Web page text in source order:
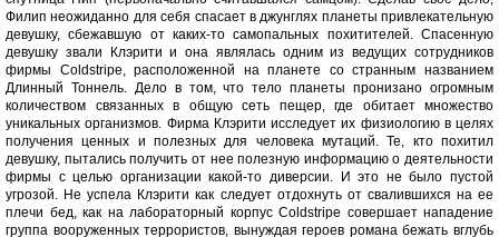
Филип неожиданно для себя спасает в джунглях планеты привлекательную
девушку, сбежавшую от каких-то самопальных похитителей. Спасенную
девушку звали Клэрити и она являлась одним из ведущих сотрудников
фирмы Coldstripe, расположенной на планете со странным названием
Длинный Тоннель. Дело в том, что тело планеты пронизано огромным
количеством связанных в общую сеть пещер, где обитает множество
уникальных организмов. Фирма Клэрити исследует их физиологию в целях
получения ценных и полезных для человека мутаций. Те, кто похитил
девушку, пытались получить от нее полезную информацию о деятельности
фирмы с целью организации какой-то диверсии. И это не было пустой
угрозой. Не успела Клэрити как следует отдохнуть от свалившихся на ее
плечи бед, как на лабораторный корпус Coldstripe совершает нападение
группа вооруженных террористов, вынуждая героев романа бежать вглубь